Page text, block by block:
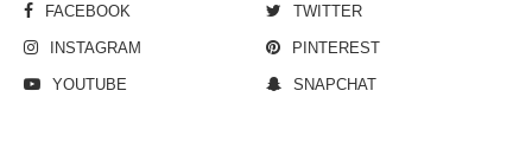
FACEBOOK TWITTER
INSTAGRAM PINTEREST
YOUTUBE SNAPCHAT